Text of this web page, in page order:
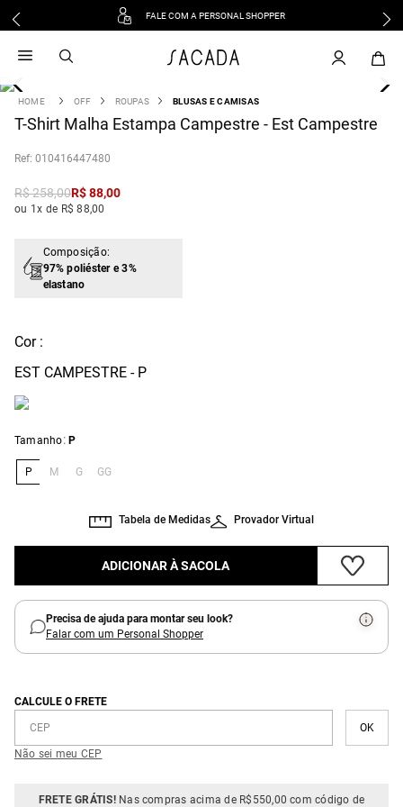
FALE COM A PERSONAL SHOPPER
OFF ROUPAS BLUSAS E CAMISAS
T-Shirt Malha Estampa Campestre - Est Campestre
: 010416447480
R$258,00R$88,00
ou 1x de R$ 88,00
Composição:
97% poliéster e 3%
elastano
Cor :
EST CAMPESTRE - P
Tamanho: P
P M G GG
Provador Virtual
Tabela de Medidas
ADICIONAR À SACOLA
Precisa de ajuda para montar seu look?
Falar com um Personal Shopper
CALCULE O FRETE
Não sei meu CEP
FRETE GRÁTIS!Nas compras acima de R$550,00 com código de
vestido
3 º blusa
º tricot
º macacão
jeans
º vestido curto